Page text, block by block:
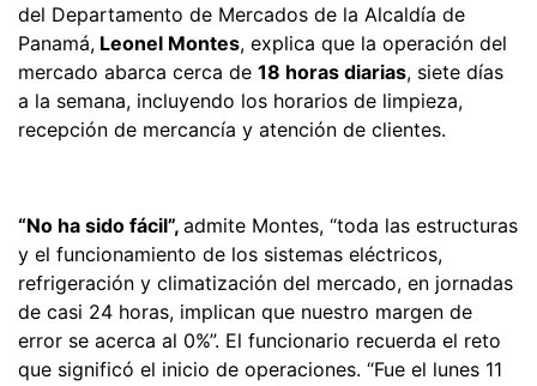
del Departamento de Mercados de la Alcaldía de
Panamá, Leonel Montes, explica que la operación del
mercado abarca cerca de 18 horas diarias, siete días
a la semana, incluyendo los horarios de limpieza,
recepción de mercancía y atención de clientes.
“No ha sido fácil”, admite Montes, “toda las estructuras
y el funcionamiento de los sistemas eléctricos,
refrigeración y climatización del mercado, en jornadas
de casi 24 horas, implican que nuestro margen de
error se acerca al 0%”. El funcionario recuerda el reto
que significó el inicio de operaciones. “Fue el lunes 11